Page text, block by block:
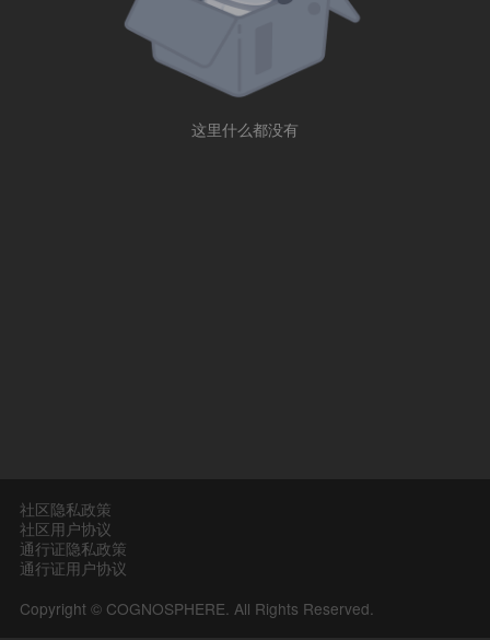
这里什么都没有
社区隐私政策
社区用户协议
通行证隐私政策
通行证用户协议
Copyright © COGNOSPHERE. All Rights Reserved.